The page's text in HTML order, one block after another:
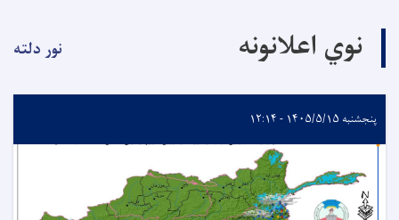
نوي اعلانونه نور دلته
پنجشنبه ۱۴۰۵/۵/۱۵ - ۱۲:۱۴